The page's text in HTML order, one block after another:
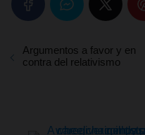
Argumentos a favor y en
contra del relativismo